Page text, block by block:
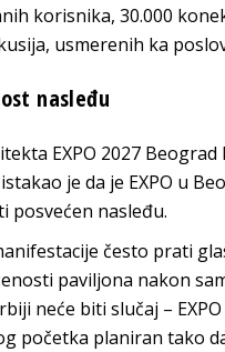
korisnika, 30.000
usmerenih ka
nasleđu
EXPO 2027 Beograd
je da je EXPO u
posvećen nasleđu.
često prati
paviljona nakon
neće biti slučaj –
početka planiran tako